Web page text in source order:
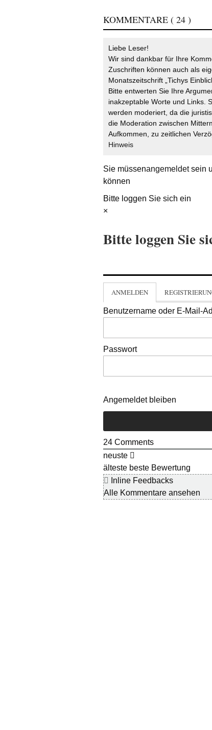
KOMMENTARE ( 24 )
Liebe Leser!
Wir sind dankbar für Ihre
Zuschriften können auch als
Monatszeitschrift „Tichys
Bitte entwerten Sie Ihre
inakzeptable Worte und Links.
werden moderiert, da die
die Moderation zwischen
Aufkommen, zu zeitlichen
Hinweis
Sie müssenangemeldetsein
können
Bitte loggen Sie sich ein
×
Bitte loggen Sie
ANMELDEN
Benutzername oder E-Mail-
Passwort
Angemeldet bleiben
24 Comments
neuste
älteste beste Bewertung
Inline Feedbacks
Alle Kommentare ansehen